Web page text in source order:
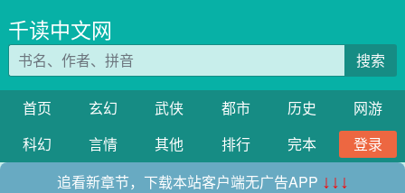
千读中文网
搜索
首页 玄幻 武侠 都市 历史
网游
科幻
言情 其他 排行 完本
登录
追看新章节，下载本站客户端无广告APP ↓↓↓